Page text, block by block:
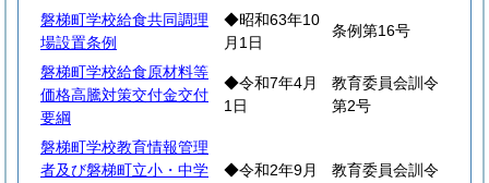
磐梯町学校給食共同調理
場設置条例
◆昭和63年10
月1日
条例第16号
磐梯町学校給食原材料等
価格高騰対策交付金交付
要綱
◆令和7年4月
1日
教育委員会訓令
第2号
磐梯町学校教育情報管理
者及び磐梯町立小・中学
◆令和2年9月
教育委員会訓令